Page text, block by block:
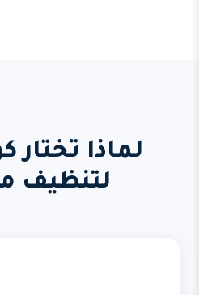
لماذا تختار
لتنظيف